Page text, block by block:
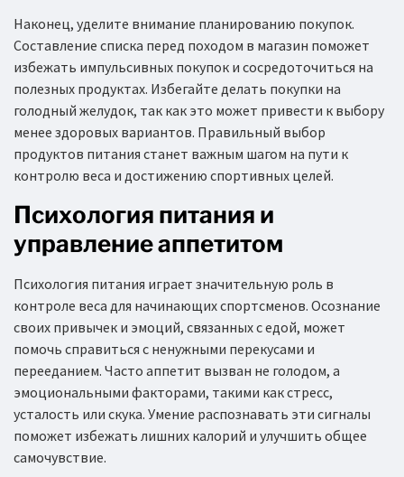
Наконец, уделите внимание планированию покупок.
Составление списка перед походом в магазин поможет
избежать импульсивных покупок и сосредоточиться на
полезных продуктах. Избегайте делать покупки на
голодный желудок, так как это может привести к выбору
менее здоровых вариантов. Правильный выбор
продуктов питания станет важным шагом на пути к
контролю веса и достижению спортивных целей.
Психология питания и
управление аппетитом
Психология питания играет значительную роль в
контроле веса для начинающих спортсменов. Осознание
своих привычек и эмоций, связанных с едой, может
помочь справиться с ненужными перекусами и
перееданием. Часто аппетит вызван не голодом, а
эмоциональными факторами, такими как стресс,
усталость или скука. Умение распознавать эти сигналы
поможет избежать лишних калорий и улучшить общее
самочувствие.